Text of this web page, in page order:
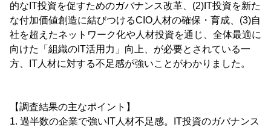
的なIT投資を促すためのガバナンス改革、(2)IT投資を新た
な付加価値創造に結びつけるCIO人材の確保・育成、(3)自
社を超えたネットワーク化や人材投資を通じ、全体最適に
向けた「組織のIT活用力」向上、が必要とされている一
方、IT人材に対する不足感が強いことがわかりました。
【調査結果の主なポイント】
1. 過半数の企業で強いIT人材不足感。IT投資のガバナンス